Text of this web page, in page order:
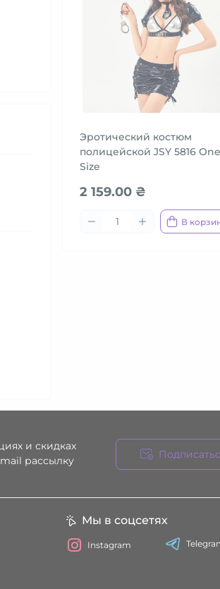
Эротический костюм
полицейской JSY 5816 One
Size
2 159.00 ₴
В
и скидках
рассылку
Мы в соцсетях
Instagram